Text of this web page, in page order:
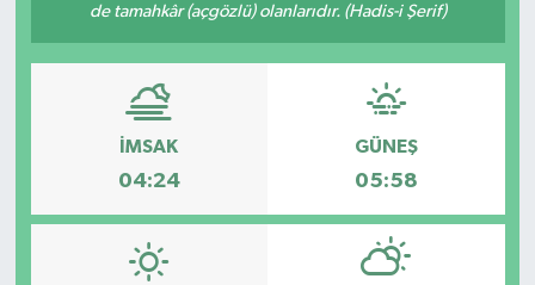
de tamahkâr (açgözlü) olanlarıdır. (Hadis-i Şerif)
İMSAK
04:24
GÜNEŞ
05:58